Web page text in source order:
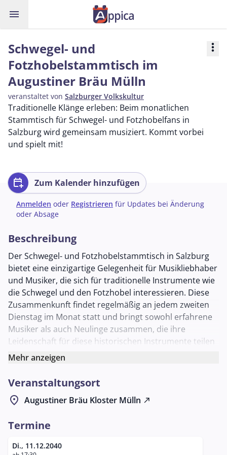
menu
Schwegel- und
Fotzhobelstammtisch im
Augustiner Bräu Mülln
veranstaltet von Salzburger Volkskultur
more_vert
Traditionelle Klänge erleben: Beim monatlichen
Stammtisch für Schwegel- und Fotzhobelfans in
Salzburg wird gemeinsam musiziert. Kommt vorbei
und spielt mit!
calendar_add_on Zum Kalender hinzufügen
Anmelden oder Registrieren für Updates bei Änderung
oder Absage
Beschreibung
Der Schwegel- und Fotzhobelstammtisch in Salzburg
bietet eine einzigartige Gelegenheit für Musikliebhaber
und Musiker, die sich für traditionelle Instrumente wie
die Schwegel und den Fotzhobel interessieren. Diese
Zusammenkunft findet regelmäßig an jedem zweiten
Dienstag im Monat statt und bringt sowohl erfahrene
Musiker als auch Neulinge zusammen, die ihre
Leidenschaft für diese historischen Instrumente teilen
möchten.
Augustiner Bräu Mülln, genauer gesagt im
Schlappstüberl, abgehalten. Diese traditionelle
Braustätte ist bekannt für ihre entspannte
musikalische Zusammenkünfte. Teilnehmer des
Stammtisches sind eingeladen, ihre eigenen
Mehr anzeigen
Veranstaltungsort
location_on Augustiner Bräu Kloster Mülln north_east
Termine
Di., 11.12.2040